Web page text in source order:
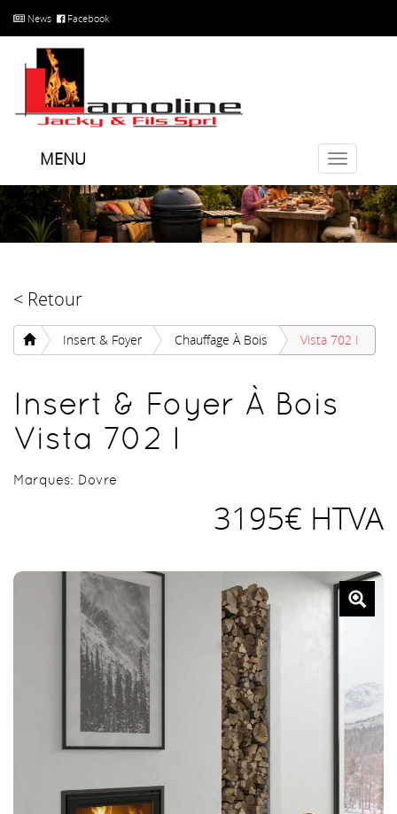
News Facebook
Toggle
MENU
< Retour
Insert & Foyer Chauffage À Bois Vista 702 I
Insert & Foyer À Bois
Vista 702 I
Marques: Dovre
3195€ HTVA